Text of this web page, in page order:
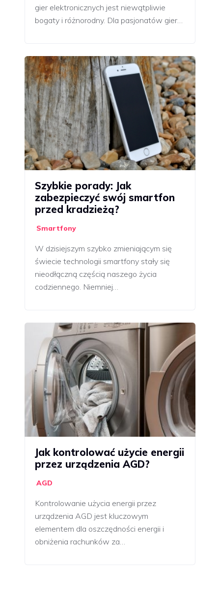
gier elektronicznych jest niewątpliwie
bogaty i różnorodny. Dla pasjonatów gier…
Szybkie porady: Jak
zabezpieczyć swój smartfon
przed kradzieżą?
Smartfony
W dzisiejszym szybko zmieniającym się
świecie technologii smartfony stały się
nieodłączną częścią naszego życia
codziennego. Niemniej…
Jak kontrolować użycie energii
przez urządzenia AGD?
AGD
Kontrolowanie użycia energii przez
urządzenia AGD jest kluczowym
elementem dla oszczędności energii i
obniżenia rachunków za…